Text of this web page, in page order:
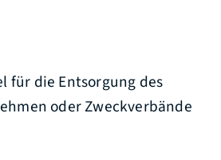
für die Entsorgung des
oder Zweckverbände